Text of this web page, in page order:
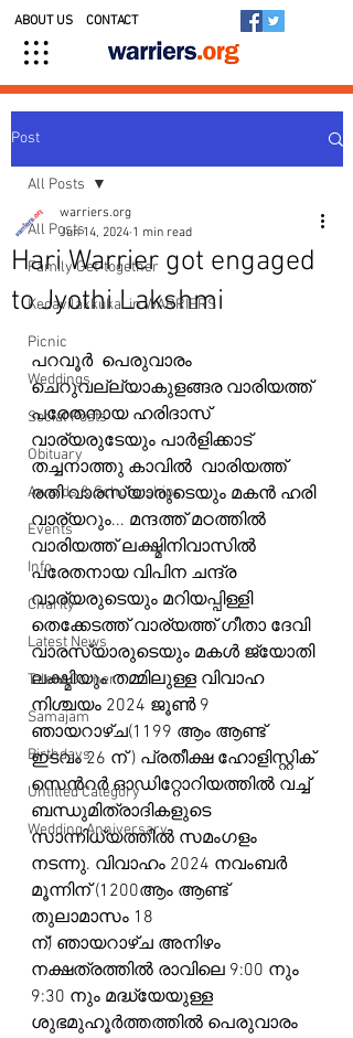
ABOUT US CONTACT
Post
All Posts
Family Get-together
Kedavilakkukal in WARRIERS
Picnic
Weddings
Social Posts
Obituary
Awards & Scholarships
Events
Info
Charity
Latest News
Talent Corner
Samajam
Birthdays
Untitled Category
Wedding Anniversary
All Posts
Hari Warrier got engaged
to Jyothi Lakshmi
warriers.org
Jun 14, 2024 1 min read
പറവൂർ  പെരുവാരം
ചെറുവല്ല്യാകുളങ്ങര വാരിയത്ത്
പരേതനായ ഹരിദാസ്
വാര്യരുടേയും പാർളിക്കാട്
തച്ചനാത്തു കാവിൽ  വാരിയത്ത്
രതി വാരസ്യാരുടെയും മകൻ ഹരി
വാര്യറും... മന്ദത്ത് മഠത്തിൽ
വാരിയത്ത് ലക്ഷ്മിനിവാസിൽ
പരേതനായ വിപിന ചന്ദ്ര
വാര്യരുടെയും മറിയപ്പിള്ളി
തെക്കേടത്ത് വാര്യത്ത് ഗീതാ ദേവി
വാരസ്യാരുടെയും മകൾ ജ്യോതി
ലക്ഷ്മിയും തമ്മിലുള്ള വിവാഹ
നിശ്ചയം 2024 ജൂൺ 9
ഞായറാഴ്ച(1199 ആം ആണ്ട്
ഇടവം 26 ന് ) പ്രതീക്ഷ ഹോളിസ്റ്റിക്
സെൻറർ ഓഡിറ്റോറിയത്തിൽ വച്ച്
ബന്ധുമിത്രാദികളുടെ
സാന്നിധ്യത്തിൽ സമംഗളം
നടന്നു. വിവാഹം 2024 നവംബർ
മൂന്നിന് (1200ആം ആണ്ട്
തുലാമാസം 18
ന്) ഞായറാഴ്ച അനിഴം
നക്ഷത്രത്തിൽ രാവിലെ 9:00 നും
9:30 നും മദ്ധ്യേയുള്ള
ശുഭമുഹൂർത്തത്തിൽ പെരുവാരം